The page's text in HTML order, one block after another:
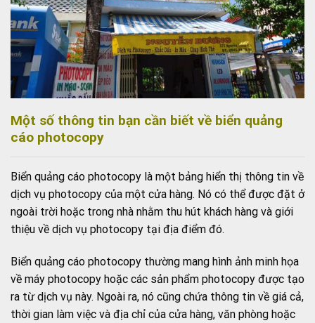
Một số thông tin bạn cần biết về biển quảng
cáo photocopy
Biển quảng cáo photocopy là một bảng hiển thị thông tin về
dịch vụ photocopy của một cửa hàng. Nó có thể được đặt ở
ngoài trời hoặc trong nhà nhằm thu hút khách hàng và giới
thiệu về dịch vụ photocopy tại địa điểm đó.
Biển quảng cáo photocopy thường mang hình ảnh minh họa
về máy photocopy hoặc các sản phẩm photocopy được tạo
ra từ dịch vụ này. Ngoài ra, nó cũng chứa thông tin về giá cả,
thời gian làm việc và địa chỉ của cửa hàng, văn phòng hoặc